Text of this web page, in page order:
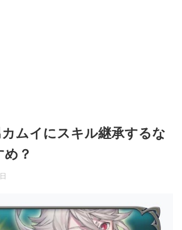
カムイにスキル継承するな
？